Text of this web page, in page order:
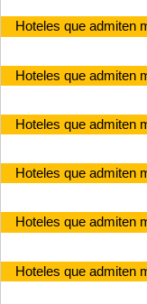
Hoteles que admiten
Hoteles que admiten
Hoteles que admiten
Hoteles que admiten
Hoteles que admiten
Hoteles que admiten